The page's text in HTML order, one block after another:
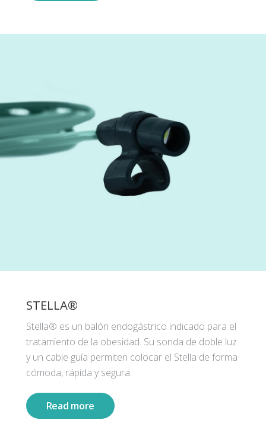
STELLA®
Stella® es un balón endogástrico indicado para el
tratamiento de la obesidad. Su sonda de doble luz
y un cable guía permiten colocar el Stella de forma
cómoda, rápida y segura.
Read more